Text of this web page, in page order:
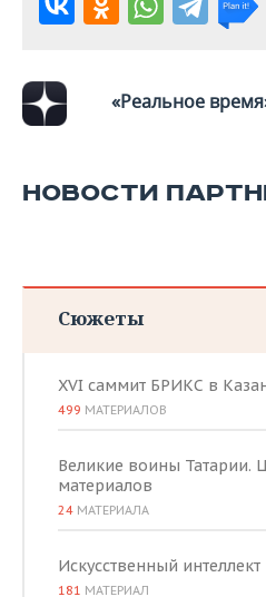
«Реальное
НОВОСТИ
Сюжеты
XVI саммит БРИКС в
499 МАТЕРИАЛОВ
Великие воины Татарии.
материалов
24 МАТЕРИАЛА
Искусственный интеллект
181 МАТЕРИАЛ